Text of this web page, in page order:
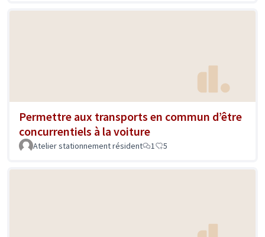
Permettre aux transports en commun d’être
concurrentiels à la voiture
Atelier stationnement résident 1 5